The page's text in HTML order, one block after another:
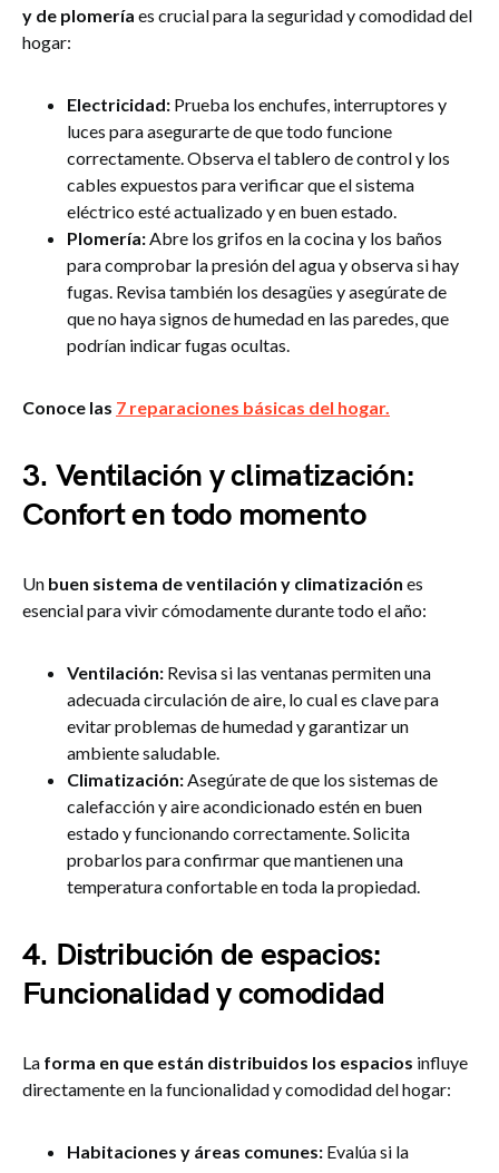
y de plomería es crucial para la seguridad y comodidad del
hogar:
Electricidad: Prueba los enchufes, interruptores y
luces para asegurarte de que todo funcione
correctamente. Observa el tablero de control y los
cables expuestos para verificar que el sistema
eléctrico esté actualizado y en buen estado.
Plomería:Abre los grifos en la cocina y los baños
para comprobar la presión del agua y observa si hay
fugas. Revisa también los desagües y asegúrate de
que no haya signos de humedad en las paredes, que
podrían indicar fugas ocultas.
Conoce las 7 reparaciones básicas del hogar.
3. Ventilación y climatización:
Confort en todo momento
Un buen sistema de ventilación y climatización es
esencial para vivir cómodamente durante todo el año:
Ventilación: Revisa si las ventanas permiten una
adecuada circulación de aire, lo cual es clave para
evitar problemas de humedad y garantizar un
ambiente saludable.
Climatización:Asegúrate de que los sistemas de
calefacción y aire acondicionado estén en buen
estado y funcionando correctamente. Solicita
probarlos para confirmar que mantienen una
temperatura confortable en toda la propiedad.
4. Distribución de espacios:
Funcionalidad y comodidad
La forma en que están distribuidos los espacios influye
directamente en la funcionalidad y comodidad del hogar:
Habitaciones y áreas comunes: Evalúa si la